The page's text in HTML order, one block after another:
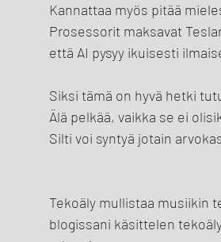
Kannattaa myös pitää
Prosessorit maksavat
että AI pysyy ikuisesti
Siksi tämä on hyvä hetki
Älä pelkää, vaikka se ei
Silti voi syntyä jotain
Tekoäly mullistaa musiikin
blogissani käsittelen